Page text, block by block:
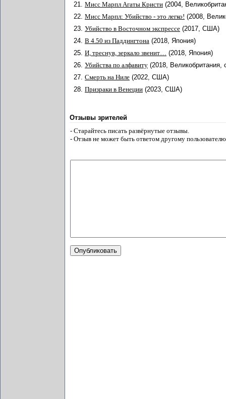
21. Мисс Марпл Агаты Кристи (2004,
22. Мисс Марпл: Убийство - это легко! (2008,
23. Убийство в Восточном экспрессе (2017, США)
24. В 4.50 из Паддингтона (2018, Япония)
25. И, треснув, зеркало звенит… (2018, Япония)
26. Убийства по алфавиту (2018, Великобритания,
27. Смерть на Ниле (2022, США)
28. Призраки в Венеции (2023, США)
Отзывы зрителей
- Старайтесь писать развёрнутые отзывы.
- Отзыв не может быть ответом другому